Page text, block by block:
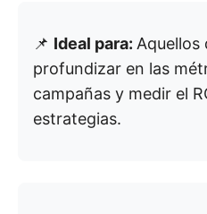
📌 Ideal para: Aquellos
profundizar en las
campañas y medir el
estrategias.